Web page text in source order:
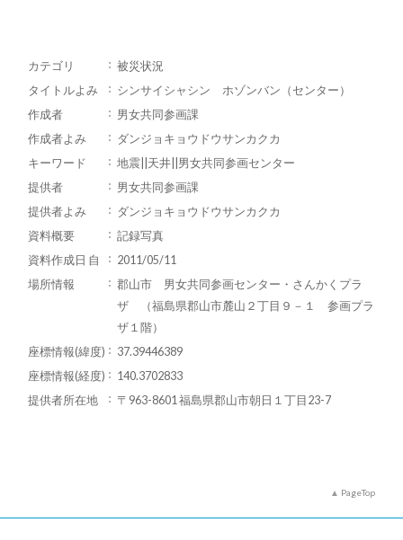
カテゴリ
被災状況
タイトルよみ
シンサイシャシン ホゾンバン（センター）
作成者
男女共同参画課
作成者よみ
ダンジョキョウドウサンカクカ
キーワード
地震||天井||男女共同参画センター
提供者
男女共同参画課
提供者よみ
ダンジョキョウドウサンカクカ
資料概要
記録写真
資料作成日 自
2011/05/11
場所情報
郡山市 男女共同参画センター・さんかくプラ
ザ （福島県郡山市麓山２丁目９－１ 参画プラ
ザ１階）
座標情報(緯度)
37.39446389
座標情報(経度)
140.3702833
提供者所在地
〒963-8601 福島県郡山市朝日１丁目23-7
PageTop